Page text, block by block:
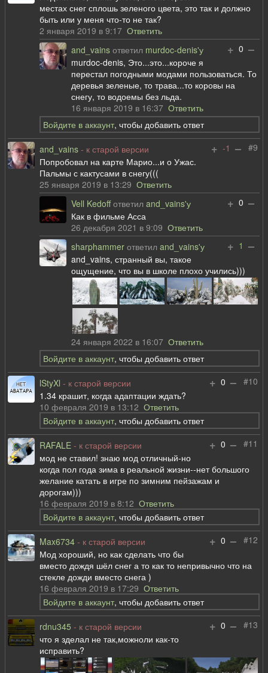
местах снег сплошь зеленого цвета, это так и должно
быть или у меня что-то не так?
2 января 2019 в 9:17Ответить
+ 0 –
and_vains ответил murdoc-denis'у
murdoc-denis, Это...это...короче я
перестал погодными модами пользоваться. То
деревья зеленые, то трава...то коровы на
снегу, то водоемы без льда.
16 января 2019 в 16:37Ответить
Войдите в аккаунт, чтобы добавить ответ
#9
+ -1 –
and_vains - к старой версии
Попробовал на карте Марио...и о Ужас.
Пальмы с кактусами в снегу(((
25 января 2019 в 13:29Ответить
+ 0 –
Vell Kedoff ответилand_vains'у
Как в фильме Асса
26 декабря 2021 в 9:09Ответить
+ 1 –
sharphammer ответилand_vains'у
and_vains, странный вы, такое
ощущение, что вы в школе плохо учились)))
24 января 2022 в 16:07Ответить
Войдите в аккаунт, чтобы добавить ответ
#10
+ 0 –
lStyXl - к старой версии
1.34 крашит, когда адаптации ждать?
10 февраля 2019 в 13:12Ответить
Войдите в аккаунт, чтобы добавить ответ
#11
+ 0 –
RAFALE - к старой версии
мод не ставил! знаю мод отличный-но
когда пол года зима в реальной жизни--нет большого
желание катать в игре по зимним пейзажам и
дорогам)))
16 февраля 2019 в 8:12Ответить
Войдите в аккаунт, чтобы добавить ответ
#12
+ 0 –
Max6734 - к старой версии
Мод хороший, но как сделать что бы
вместо дождя шёл снег а то как то непривычно что на
стекле дожди вместо снега )
16 февраля 2019 в 17:29Ответить
Войдите в аккаунт, чтобы добавить ответ
#13
+ 0 –
rdnu345 - к старой версии
что я зделал не так,можноли как-то
исправить?